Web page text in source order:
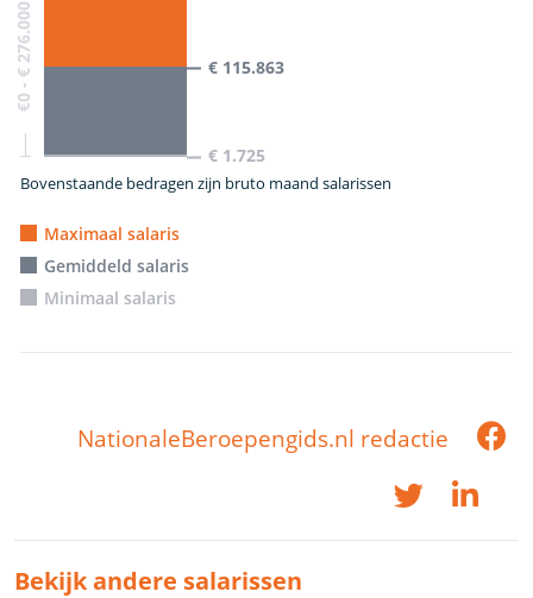
€0 - € 276.000 € 115.863
€ 1.725
Bovenstaande bedragen zijn bruto maand salarissen
Maximaal salaris
Gemiddeld salaris
Minimaal salaris
NationaleBeroepengids.nl redactie
Bekijk andere salarissen